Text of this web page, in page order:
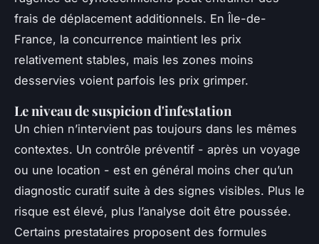
frais de déplacement additionnels. En Île-de-
France, la concurrence maintient les prix
relativement stables, mais les zones moins
desservies voient parfois les prix grimper.
Le niveau de suspicion d'infestation
Un chien n’intervient pas toujours dans les mêmes
contextes. Un contrôle préventif - après un voyage
ou une location - est en général moins cher qu’un
diagnostic curatif suite à des signes visibles. Plus le
risque est élevé, plus l’analyse doit être poussée.
Certains prestataires proposent des formules